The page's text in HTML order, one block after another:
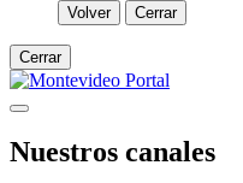
Volver Cerrar
Cerrar
Nuestros canales